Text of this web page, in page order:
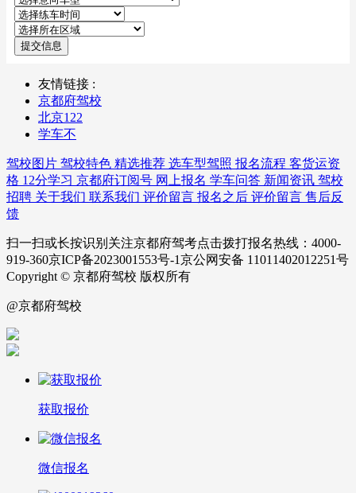
提交信息
友情链接 :
京都府驾校
北京122
学车不
驾校图片 驾校特色 精选推荐 选车型驾照 报名流程 客货运资
格 12分学习 京都府订阅号 网上报名 学车问答 新闻资讯 驾校
招聘 关于我们 联系我们 评价留言 报名之后 评价留言 售后反
馈
扫一扫或长按识别关注京都府驾考点击拨打报名热线：4000-
919-360京ICP备2023001553号-1京公网安备 11011402012251号
Copyright © 京都府驾校 版权所有
@京都府驾校
获取报价
微信报名